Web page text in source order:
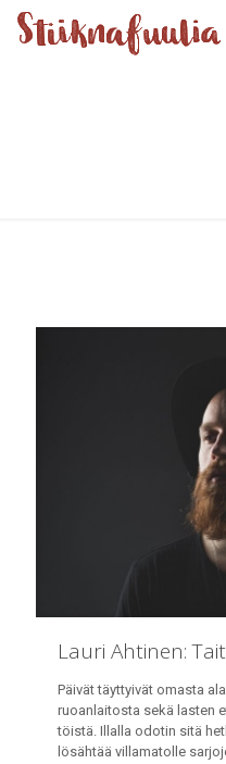
Lauri Ahtinen:
Päivät täyttyivät omasta
ruoanlaitosta sekä lasten
töistä. Illalla odotin sitä
lösähtää villamatolle